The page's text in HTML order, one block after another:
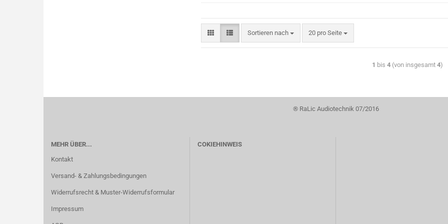
Sortieren nach 20 pro Seite
1 bis 4(von insgesamt 4)
® RaLic Audiotechnik 07/2016
MEHR ÜBER...
Kontakt
Versand- & Zahlungsbedingungen
Widerrufsrecht & Muster-Widerrufsformular
Impressum
COKIEHINWEIS